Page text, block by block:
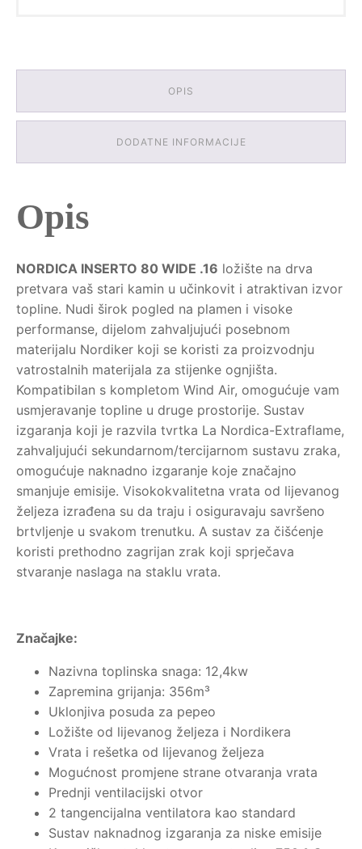
OPIS
DODATNE INFORMACIJE
Opis
NORDICA INSERTO 80 WIDE .16 ložište na drva
pretvara vaš stari kamin u učinkovit i atraktivan izvor
topline. Nudi širok pogled na plamen i visoke
performanse, dijelom zahvaljujući posebnom
materijalu Nordiker koji se koristi za proizvodnju
vatrostalnih materijala za stijenke ognjišta.
Kompatibilan s kompletom Wind Air, omogućuje vam
usmjeravanje topline u druge prostorije. Sustav
izgaranja koji je razvila tvrtka La Nordica-Extraflame,
zahvaljujući sekundarnom/tercijarnom sustavu zraka,
omogućuje naknadno izgaranje koje značajno
smanjuje emisije. Visokokvalitetna vrata od lijevanog
željeza izrađena su da traju i osiguravaju savršeno
brtvljenje u svakom trenutku. A sustav za čišćenje
koristi prethodno zagrijan zrak koji sprječava
stvaranje naslaga na staklu vrata.
Značajke:
Nazivna toplinska snaga: 12,4kw
Zapremina grijanja: 356m³
Uklonjiva posuda za pepeo
Ložište od lijevanog željeza i Nordikera
Vrata i rešetka od lijevanog željeza
Mogućnost promjene strane otvaranja vrata
Prednji ventilacijski otvor
2 tangencijalna ventilatora kao standard
Sustav naknadnog izgaranja za niske emisije